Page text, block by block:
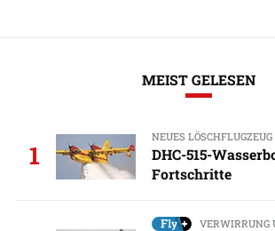
MEIST GELESEN
1
NEUES
DHC-515-
Fortschritte
VERWIRRUNG